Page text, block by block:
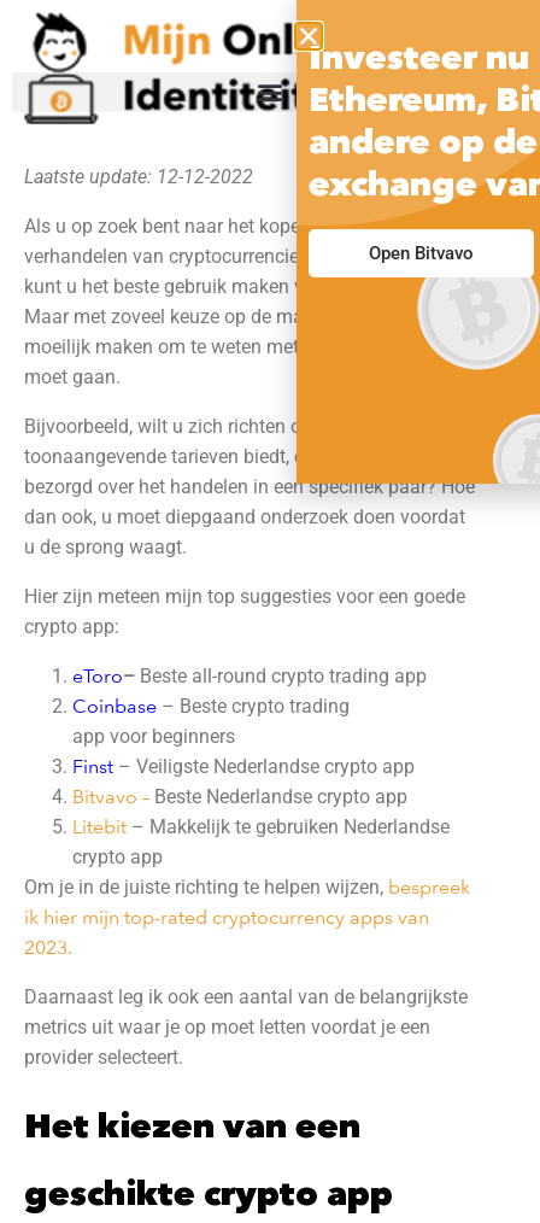
Laatste update: 12-12-2022
Als u op zoek bent naar het kopen, verkopen en
verhandelen van cryptocurrencies op uw smartphone,
kunt u het beste gebruik maken van een crypto app.
Maar met zoveel keuze op de markt, kan dit het
moeilijk maken om te weten met welke crypto app u
moet gaan.
Bijvoorbeeld, wilt u zich richten op een crypto app die
toonaangevende tarieven biedt, of bent u meer
bezorgd over het handelen in een specifiek paar? Hoe
dan ook, u moet diepgaand onderzoek doen voordat
u de sprong waagt.
Hier zijn meteen mijn top suggesties voor een goede
crypto app:
eToro– Beste all-round crypto trading app
Coinbase – Beste crypto trading
app voor beginners
Finst – Veiligste Nederlandse crypto app
Bitvavo – Beste Nederlandse crypto app
Litebit – Makkelijk te gebruiken Nederlandse
crypto app
Om je in de juiste richting te helpen wijzen, bespreek
ik hier mijn top-rated cryptocurrency apps van
2023.
Daarnaast leg ik ook een aantal van de belangrijkste
metrics uit waar je op moet letten voordat je een
provider selecteert.
Het kiezen van een
geschikte crypto app
Investeer nu
Ethereum,
andere op
exchange
Open Bitvavo